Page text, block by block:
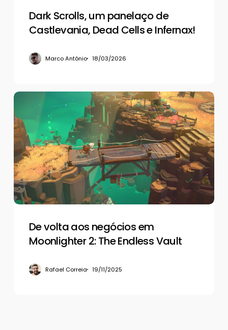
Dark Scrolls, um panelaço de
Castlevania, Dead Cells e Infernax!
Marco Antônio 18/03/2026
De
volta
aos
negócios
em
Moonlighter
2:
The
Endless
De volta aos negócios em
Moonlighter 2: The Endless Vault
Rafael Correia 19/11/2025